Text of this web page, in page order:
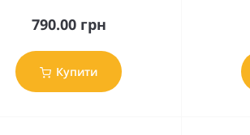
790.00 грн
Купити